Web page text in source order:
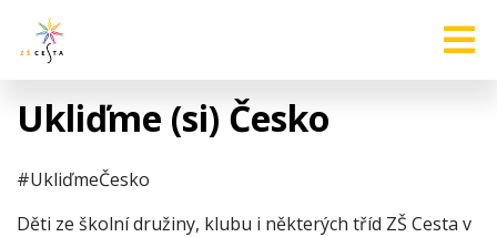
Ukliďme (si) Česko
#UkliďmeČesko
Děti ze školní družiny, klubu i některých tříd ZŠ Cesta v